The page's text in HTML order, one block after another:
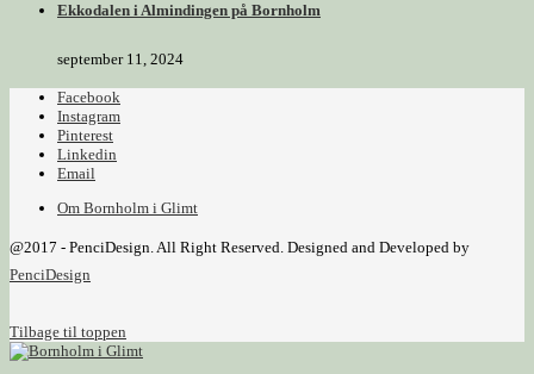
Ekkodalen i Almindingen på Bornholm
september 11, 2024
Facebook
Instagram
Pinterest
Linkedin
Email
Om Bornholm i Glimt
@2017 - PenciDesign. All Right Reserved. Designed and Developed by
PenciDesign
Tilbage til toppen